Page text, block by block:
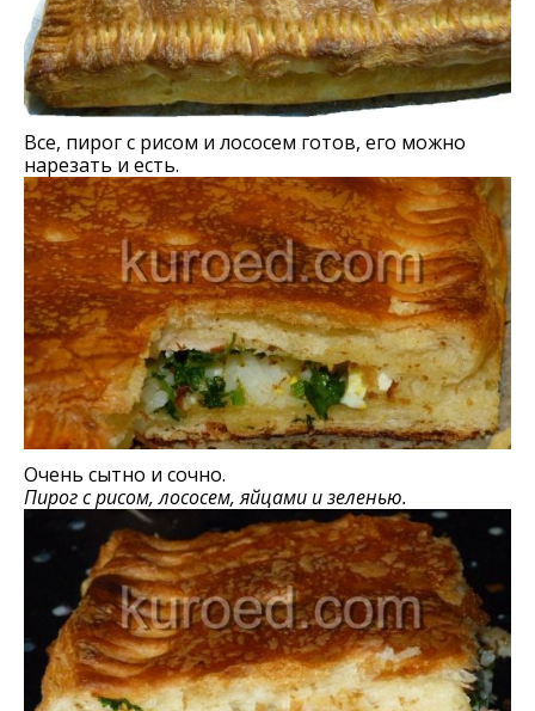
Все, пирог с рисом и лососем готов, его можно
нарезать и есть.
Очень сытно и сочно.
Пирог с рисом, лососем, яйцами и зеленью.